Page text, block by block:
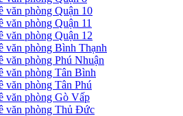
văn phòng Quận 10
văn phòng Quận 11
văn phòng Quận 12
văn phòng Bình Thạnh
văn phòng Phú Nhuận
văn phòng Tân Bình
văn phòng Tân Phú
văn phòng Gò Vấp
văn phòng Thủ Đức